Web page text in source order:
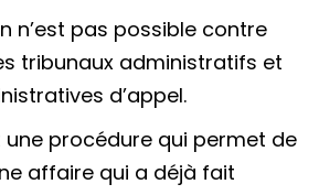
n’est pas possible contre
tribunaux administratifs et
d’appel.
une procédure qui permet de
affaire qui a déjà fait